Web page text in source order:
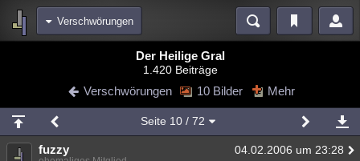
Verschwörungen
Blogs Videos
Chat Wiki Neuigkeiten
meine Rubriken
Menschen Mystery Kriminalfälle
Der Heilige Gral
1.420 Beiträge
Verschwörungen 10 Bilder Mehr
Seite 10/ 72
fuzzy 04.02.2006 um 23:28